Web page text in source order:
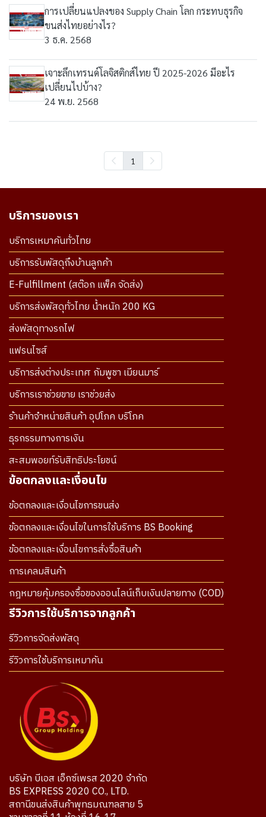
การเปลี่ยนแปลงของ Supply Chain โลก กระทบธุรกิจ
ขนส่งไทยอย่างไร?
3 ธ.ค. 2568
เจาะลึกเทรนด์โลจิสติกส์ไทย ปี 2025-2026 มีอะไร
เปลี่ยนไปบ้าง?
24 พ.ย. 2568
1
บริการของเรา
บริการเหมาคันทั่วไทย
บริการรับพัสดุถึงบ้านลูกค้า
E-Fulfillment (สต๊อก แพ็ค จัดส่ง)
บริการส่งพัสดุทั่วไทย น้ำหนัก 200 KG
ส่งพัสดุทางรถไฟ
แฟรนไซส์
บริการส่งต่างประเทศ กัมพูชา เมียนมาร์
บริการเราช่วยขาย เราช่วยส่ง
ร้านค้าจำหน่ายสินค้า อุปโภค บริโภค
ธุรกรรมทางการเงิน
สะสมพอยท์รับสิทธิประโยชน์
ข้อตกลงและเงื่อนไข
ข้อตกลงและเงื่อนไขการขนส่ง
ข้อตกลงและเงื่อนไขในการใช้บริการ BS Booking
ข้อตกลงและเงื่อนไขการสั่งซื้อสินค้า
การเคลมสินค้า
กฎหมายคุ้มครองซื้อของออนไลน์เก็บเงินปลายทาง (COD)
รีวิวการใช้บริการจากลูกค้า
รีวิวการจัดส่งพัสดุ
รีวิวการใช้บริการเหมาคัน
บริษัท บีเอส เอ็กซ์เพรส 2020 จำกัด
BS EXPRESS 2020 CO., LTD.
สถานีขนส่งสินค้าพุทธมณฑลสาย 5